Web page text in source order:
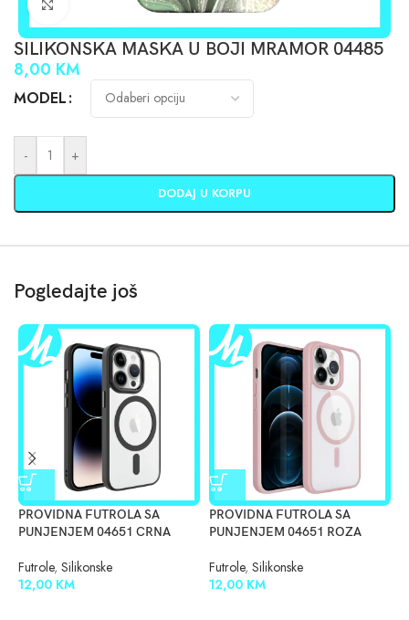
Click to enlarge
SILIKONSKA MASKA U BOJI MRAMOR 04485
8,00 KM
MODEL
- +
DODAJ U KORPU
Pogledajte još
PROVIDNA FUTROLA SA
PUNJENJEM 04651 CRNA
Futrole, Silikonske
12,00 KM
PROVIDNA FUTROLA SA
PUNJENJEM 04651 ROZA
Futrole, Silikonske
12,00 KM